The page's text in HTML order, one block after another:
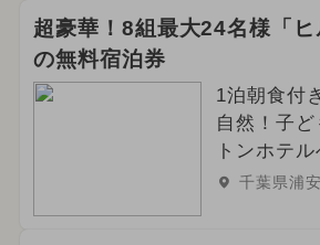
超豪華！8組最大24名様「
の無料宿泊券
1泊朝食付
自然！子
トンホテル
千葉県浦